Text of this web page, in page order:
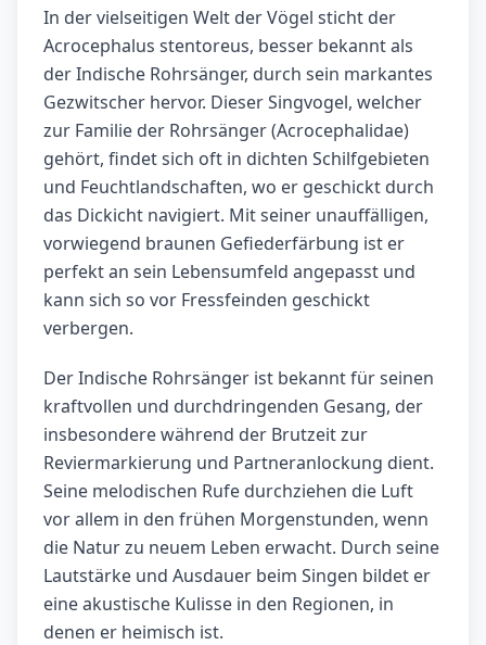
In der vielseitigen Welt der Vögel sticht der
Acrocephalus stentoreus, besser bekannt als
der Indische Rohrsänger, durch sein markantes
Gezwitscher hervor. Dieser Singvogel, welcher
zur Familie der Rohrsänger (Acrocephalidae)
gehört, findet sich oft in dichten Schilfgebieten
und Feuchtlandschaften, wo er geschickt durch
das Dickicht navigiert. Mit seiner unauffälligen,
vorwiegend braunen Gefiederfärbung ist er
perfekt an sein Lebensumfeld angepasst und
kann sich so vor Fressfeinden geschickt
verbergen.
Der Indische Rohrsänger ist bekannt für seinen
kraftvollen und durchdringenden Gesang, der
insbesondere während der Brutzeit zur
Reviermarkierung und Partneranlockung dient.
Seine melodischen Rufe durchziehen die Luft
vor allem in den frühen Morgenstunden, wenn
die Natur zu neuem Leben erwacht. Durch seine
Lautstärke und Ausdauer beim Singen bildet er
eine akustische Kulisse in den Regionen, in
denen er heimisch ist.